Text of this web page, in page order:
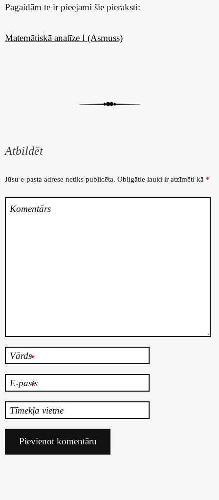
Pagaidām te ir pieejami šie pieraksti:
Matemātiskā analīze I (Asmuss)
Atbildēt
Jūsu e-pasta adrese netiks publicēta. Obligātie lauki ir atzīmēti kā *
Komentārs
Vārds*
E-pasts
*
Tīmekļa vietne